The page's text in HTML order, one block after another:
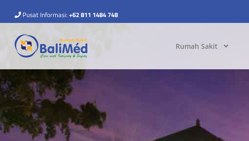
Pusat Informasi: +62 811 1484 748
Rumah Sakit